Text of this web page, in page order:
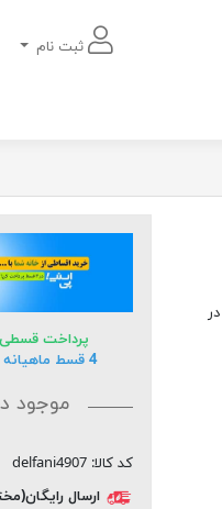
ثبت نام
پرداخت
4 قسط ماهیانه بدون کارمزد
موجود
کد کالا: delfani4907
ارسال